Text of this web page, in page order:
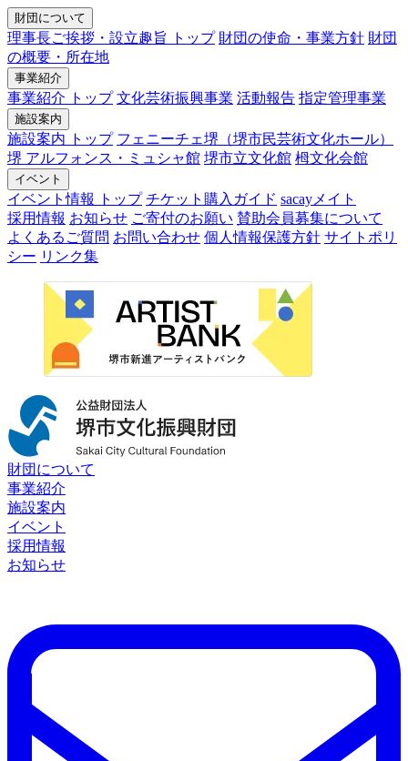
財団について
理事長ご挨拶・設立趣旨 トップ 財団の使命・事業方針 財団
の概要・所在地
事業紹介
事業紹介 トップ 文化芸術振興事業 活動報告 指定管理事業
施設案内
施設案内 トップ フェニーチェ堺（堺市民芸術文化ホール）
堺 アルフォンス・ミュシャ館 堺市立文化館 栂文化会館
イベント
イベント情報 トップ チケット購入ガイド sacayメイト
採用情報 お知らせ ご寄付のお願い 賛助会員募集について
よくあるご質問 お問い合わせ 個人情報保護方針 サイトポリ
シー リンク集
財団について
事業紹介
施設案内
イベント
採用情報
お知らせ